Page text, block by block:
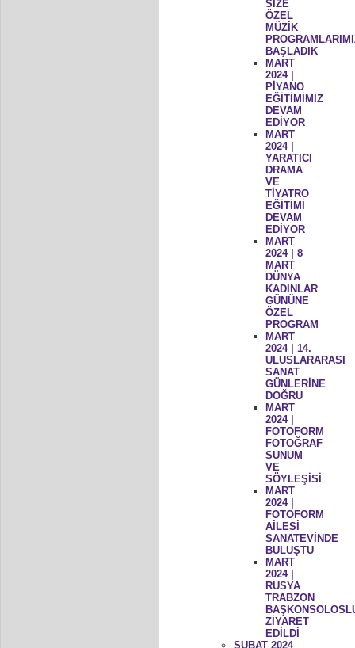
SİZE
ÖZEL
MÜZİK
BAŞLADIK
MART
2024 |
PİYANO
EĞİTİMİMİZ
DEVAM
EDİYOR
MART
2024 |
YARATICI
DRAMA
VE
TİYATRO
EĞİTİMİ
DEVAM
EDİYOR
MART
2024 | 8
MART
DÜNYA
KADINLAR
GÜNÜNE
ÖZEL
PROGRAM
MART
2024 | 14.
ULUSLARARASI
SANAT
GÜNLERİNE
DOĞRU
MART
2024 |
FOTOFORM
FOTOĞRAF
SUNUM
VE
SÖYLEŞİSİ
MART
2024 |
FOTOFORM
AİLESİ
SANATEVİNDE
BULUŞTU
MART
2024 |
RUSYA
TRABZON
ZİYARET
EDİLDİ
ŞUBAT 2024